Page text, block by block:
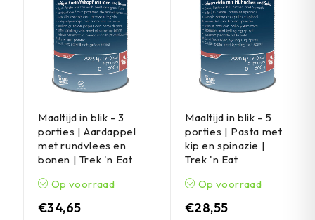
Maaltijd in blik - 3
porties | Aardappel
met rundvlees en
bonen | Trek 'n Eat
Op voorraad
€34,65
Maaltijd in blik - 5
porties | Pasta met
kip en spinazie |
Trek 'n Eat
Op voorraad
€28,55